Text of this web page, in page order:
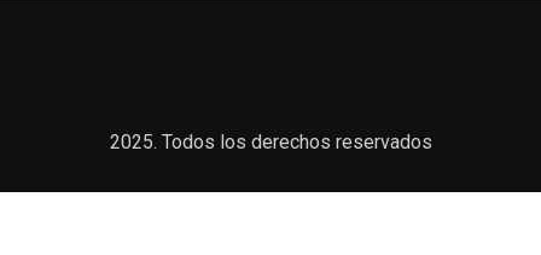
2025. Todos los derechos reservados